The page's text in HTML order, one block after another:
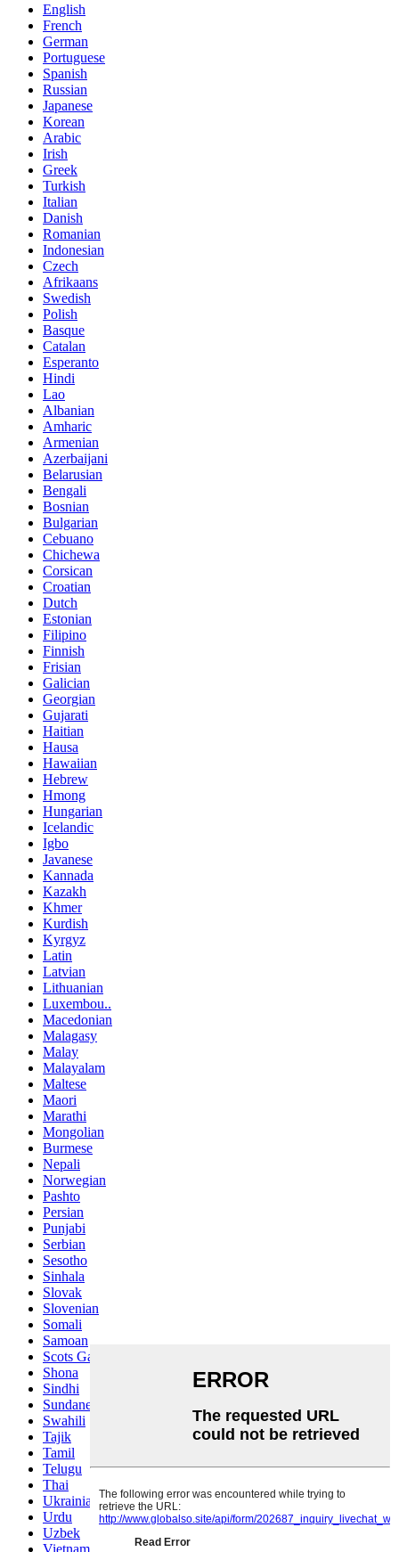
English
French
German
Portuguese
Spanish
Russian
Japanese
Korean
Arabic
Irish
Greek
Turkish
Italian
Danish
Romanian
Indonesian
Czech
Afrikaans
Swedish
Polish
Basque
Catalan
Esperanto
Hindi
Lao
Albanian
Amharic
Armenian
Azerbaijani
Belarusian
Bengali
Bosnian
Bulgarian
Cebuano
Chichewa
Corsican
Croatian
Dutch
Estonian
Filipino
Finnish
Frisian
Galician
Georgian
Gujarati
Haitian
Hausa
Hawaiian
Hebrew
Hmong
Hungarian
Icelandic
Igbo
Javanese
Kannada
Kazakh
Khmer
Kurdish
Kyrgyz
Latin
Latvian
Lithuanian
Luxembou..
Macedonian
Malagasy
Malay
Malayalam
Maltese
Maori
Marathi
Mongolian
Burmese
Nepali
Norwegian
Pashto
Persian
Punjabi
Serbian
Sesotho
Sinhala
Slovak
Slovenian
Somali
Samoan
Scots Gaelic
Shona
Sindhi
Sundanese
Swahili
Tajik
Tamil
Telugu
Thai
Ukrainian
Urdu
Uzbek
Vietnamese